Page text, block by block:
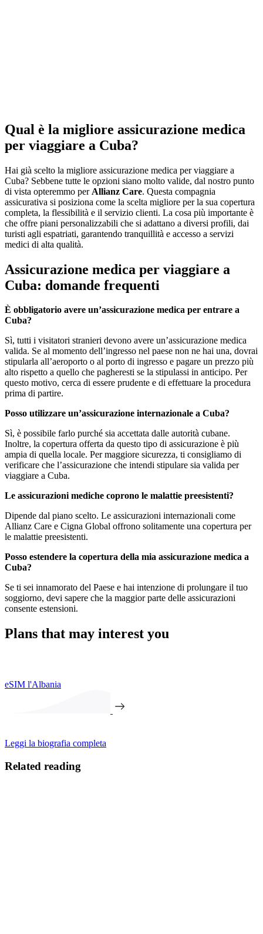
Qual è la migliore assicurazione medica
per viaggiare a Cuba?
Hai già scelto la migliore assicurazione medica per viaggiare a
Cuba? Sebbene tutte le opzioni siano molto valide, dal nostro punto
di vista opteremmo per Allianz Care. Questa compagnia
assicurativa si posiziona come la scelta migliore per la sua copertura
completa, la flessibilità e il servizio clienti. La cosa più importante è
che offre piani personalizzabili che si adattano a diversi profili, dai
turisti agli espatriati, garantendo tranquillità e accesso a servizi
medici di alta qualità.
Assicurazione medica per viaggiare a
Cuba: domande frequenti
È obbligatorio avere un’assicurazione medica per entrare a
Cuba?
Sì, tutti i visitatori stranieri devono avere un’assicurazione medica
valida. Se al momento dell’ingresso nel paese non ne hai una, dovrai
stipularla all’aeroporto o al porto di ingresso e pagare un prezzo più
alto rispetto a quello che pagheresti se la stipulassi in anticipo. Per
questo motivo, cerca di essere prudente e di effettuare la procedura
prima di partire.
Posso utilizzare un’assicurazione internazionale a Cuba?
Sì, è possibile farlo purché sia accettata dalle autorità cubane.
Inoltre, la copertura offerta da questo tipo di assicurazione è più
ampia di quella locale. Per maggiore sicurezza, ti consigliamo di
verificare che l’assicurazione che intendi stipulare sia valida per
viaggiare a Cuba.
Le assicurazioni mediche coprono le malattie preesistenti?
Dipende dal piano scelto. Le assicurazioni internazionali come
Allianz Care e Cigna Global offrono solitamente una copertura per
le malattie preesistenti.
Posso estendere la copertura della mia assicurazione medica a
Cuba?
Se ti sei innamorato del Paese e hai intenzione di prolungare il tuo
soggiorno, devi sapere che la maggior parte delle assicurazioni
consente estensioni.
Plans that may interest you
eSIM l'Albania
Leggi la biografia completa
Related reading